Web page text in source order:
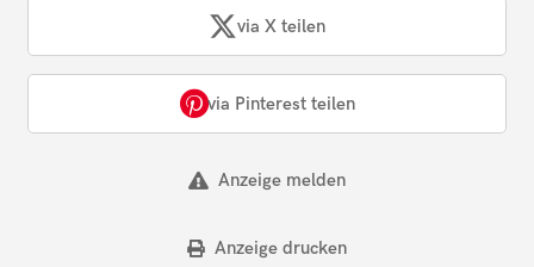
via X teilen
via Pinterest teilen
Anzeige melden
Anzeige drucken